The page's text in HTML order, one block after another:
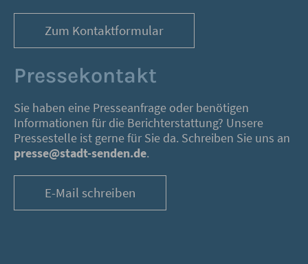
Zum Kontaktformular
Pressekontakt
Sie haben eine Presseanfrage oder benötigen
Informationen für die Berichterstattung? Unsere
Pressestelle ist gerne für Sie da. Schreiben Sie uns an
presse@stadt-senden.de.
E-Mail schreiben